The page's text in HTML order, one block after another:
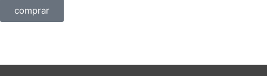
comprar